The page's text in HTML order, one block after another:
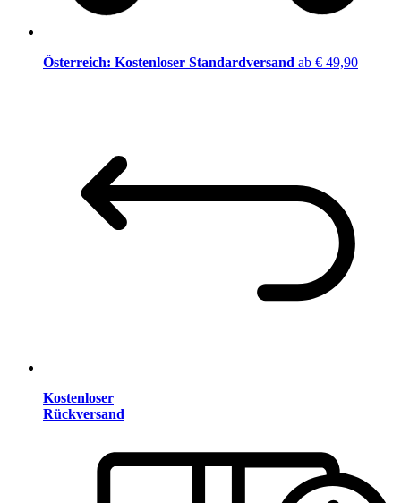
Österreich: Kostenloser Standardversand ab € 49,90
Kostenloser
Rückversand